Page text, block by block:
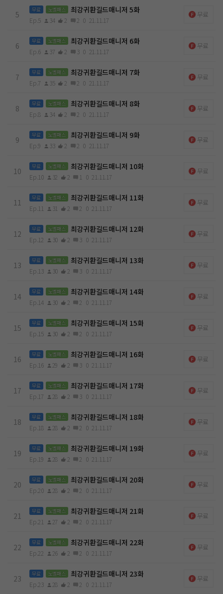
5
무료 노벨패스 최강귀환길드매니저 5화
Ep.5 34 2 2 0 21.11.17
무료
6
무료 노벨패스 최강귀환길드매니저 6화
Ep.6 37 2 3 0 21.11.17
무료
7
무료 노벨패스 최강귀환길드매니저 7화
Ep.7 35 2 2 0 21.11.17
무료
8
무료 노벨패스 최강귀환길드매니저 8화
Ep.8 34 2 2 0 21.11.17
무료
9
무료 노벨패스 최강귀환길드매니저 9화
Ep.9 33 2 2 0 21.11.17
무료
10
무료 노벨패스 최강귀환길드매니저 10화
Ep.10 32 2 1 0 21.11.17
무료
11
무료 노벨패스 최강귀환길드매니저 11화
Ep.11 31 2 2 0 21.11.17
무료
12
무료 노벨패스 최강귀환길드매니저 12화
Ep.12 30 2 3 0 21.11.17
무료
13
무료 노벨패스 최강귀환길드매니저 13화
Ep.13 30 2 3 0 21.11.17
무료
14
무료 노벨패스 최강귀환길드매니저 14화
Ep.14 30 2 2 0 21.11.17
무료
15
무료 노벨패스 최강귀환길드매니저 15화
Ep.15 30 2 2 0 21.11.17
무료
16
무료 노벨패스 최강귀환길드매니저 16화
Ep.16 29 2 3 0 21.11.17
무료
17
무료 노벨패스 최강귀환길드매니저 17화
Ep.17 28 2 3 0 21.11.17
무료
18
무료 노벨패스 최강귀환길드매니저 18화
Ep.18 28 2 2 0 21.11.17
무료
19
무료 노벨패스 최강귀환길드매니저 19화
Ep.19 28 2 2 0 21.11.17
무료
20
무료 노벨패스 최강귀환길드매니저 20화
Ep.20 28 2 2 0 21.11.17
무료
21
무료 노벨패스 최강귀환길드매니저 21화
Ep.21 27 2 2 0 21.11.17
무료
22
무료 노벨패스 최강귀환길드매니저 22화
Ep.22 26 2 2 0 21.11.17
무료
23
무료 노벨패스 최강귀환길드매니저 23화
Ep.23 28 2 2 0 21.11.17
무료